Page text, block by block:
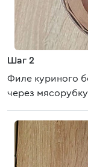
Шаг 2
Филе куриного
через